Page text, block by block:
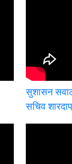
सुशासन
सचिव